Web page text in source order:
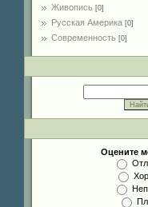
Живопись [0]
Русская Америка [0]
Современность [0]
Оцените